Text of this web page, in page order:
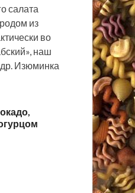
салата
из
во
наш
др. Изюминка